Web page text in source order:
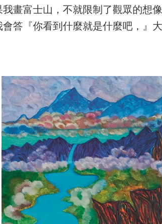
畫富士山，不就限制了觀眾的想
答『你看到什麼就是什麼吧，』